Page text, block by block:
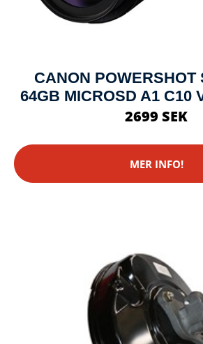
CANON POWERSHOT
64GB MICROSD A1 C10
2699 SEK
MER INFO!